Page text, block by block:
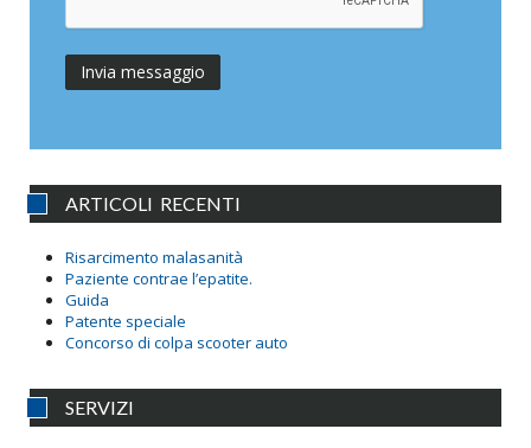
ARTICOLI RECENTI
Risarcimento malasanità
Paziente contrae l’epatite.
Guida
Patente speciale
Concorso di colpa scooter auto
SERVIZI